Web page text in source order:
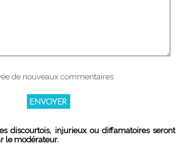
de nouveaux commentaires
discourtois, injurieux ou diffamatoires seront
le modérateur.